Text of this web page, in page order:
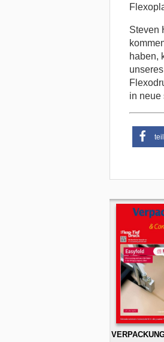
Steven
haben,
in neue